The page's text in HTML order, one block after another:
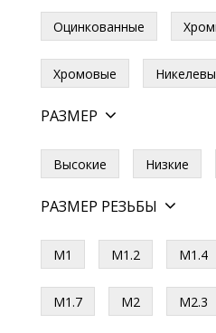
Оцинкованные
Хромовые
РАЗМЕР
Высокие Низкие
РАЗМЕР РЕЗЬБЫ
М1 М1.2 М1.4
М1.7 М2 М2.3